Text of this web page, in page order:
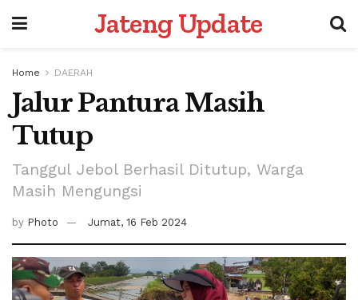
Jateng Update
Home DAERAH
Jalur Pantura Masih
Tutup
Tanggul Jebol Berhasil Ditutup, Warga
Masih Mengungsi
by Photo Jumat, 16 Feb 2024